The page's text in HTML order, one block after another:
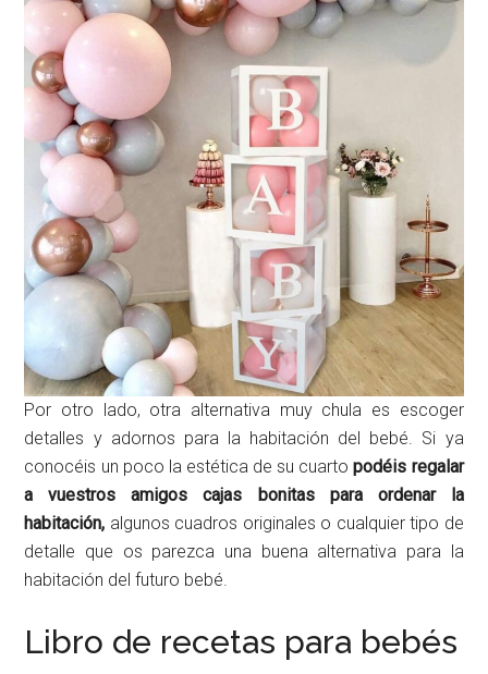
Por otro lado, otra alternativa muy chula es escoger
detalles y adornos para la habitación del bebé. Si ya
conocéis un poco la estética de su cuarto podéis regalar
a vuestros amigos cajas bonitas para ordenar la
habitación, algunos cuadros originales o cualquier tipo de
detalle que os parezca una buena alternativa para la
habitación del futuro bebé.
Libro de recetas para bebés